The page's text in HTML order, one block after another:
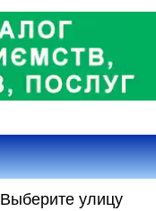
Выберите улицу